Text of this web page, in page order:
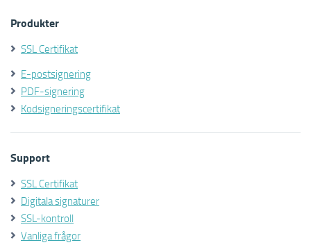
Produkter
SSL Certifikat
E-postsignering
PDF-signering
Kodsigneringscertifikat
Support
SSL Certifikat
Digitala signaturer
SSL-kontroll
Vanliga frågor